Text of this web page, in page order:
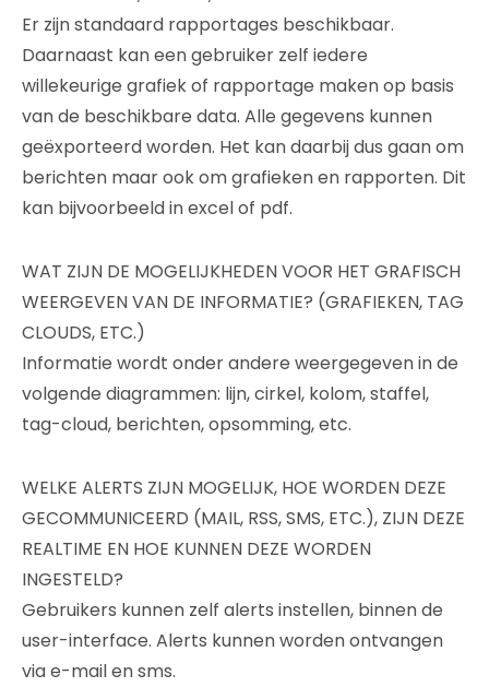
Er zijn standaard rapportages beschikbaar.
Daarnaast kan een gebruiker zelf iedere
willekeurige grafiek of rapportage maken op basis
van de beschikbare data. Alle gegevens kunnen
geëxporteerd worden. Het kan daarbij dus gaan om
berichten maar ook om grafieken en rapporten. Dit
kan bijvoorbeeld in excel of pdf.
WAT ZIJN DE MOGELIJKHEDEN VOOR HET GRAFISCH
WEERGEVEN VAN DE INFORMATIE? (GRAFIEKEN, TAG
CLOUDS, ETC.)
Informatie wordt onder andere weergegeven in de
volgende diagrammen: lijn, cirkel, kolom, staffel,
tag-cloud, berichten, opsomming, etc.
WELKE ALERTS ZIJN MOGELIJK, HOE WORDEN DEZE
GECOMMUNICEERD (MAIL, RSS, SMS, ETC.), ZIJN DEZE
REALTIME EN HOE KUNNEN DEZE WORDEN
INGESTELD?
Gebruikers kunnen zelf alerts instellen, binnen de
user-interface. Alerts kunnen worden ontvangen
via e-mail en sms.